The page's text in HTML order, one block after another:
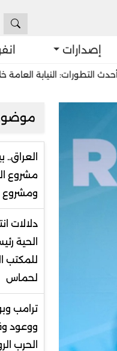
إصدارات
النيابة العامة خلال
العراق..
مشروع
ومشروع
دلالات
الحية
للمكتب
لحماس
ترامب
ووعود
الحرب